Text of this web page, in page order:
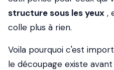
structure sous les yeux ,
colle plus à rien.
Voila pourquoi c'est
le découpage existe